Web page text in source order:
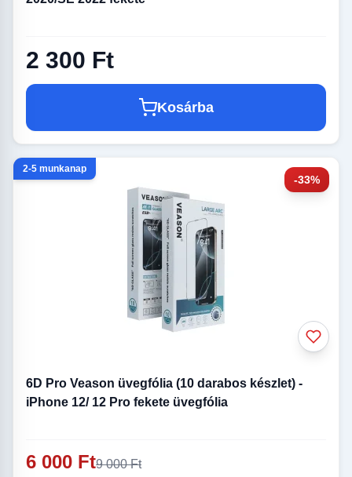
2 300 Ft
Kosárba
-33%
2-5 munkanap
6D Pro Veason üvegfólia (10 darabos készlet) -
iPhone 12/ 12 Pro fekete üvegfólia
6 000 Ft9 000 Ft